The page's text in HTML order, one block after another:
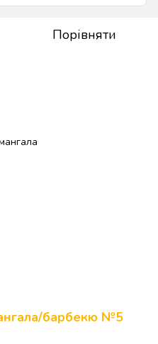
Порівняти
барбекю №5